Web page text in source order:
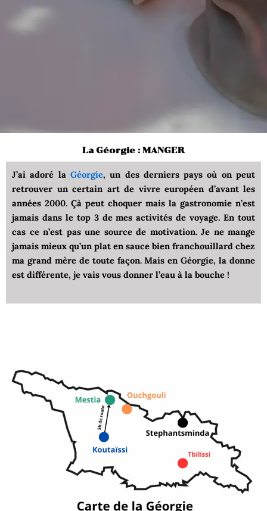
La Géorgie : MANGER
J’ai adoré la Géorgie, un des derniers pays où on peut
retrouver un certain art de vivre européen d’avant les
années 2000. Çà peut choquer mais la gastronomie n’est
jamais dans le top 3 de mes activités de voyage. En tout
cas ce n’est pas une source de motivation. Je ne mange
jamais mieux qu’un plat en sauce bien franchouillard chez
ma grand mère de toute façon. Mais en Géorgie, la donne
est différente, je vais vous donner l’eau à la bouche !